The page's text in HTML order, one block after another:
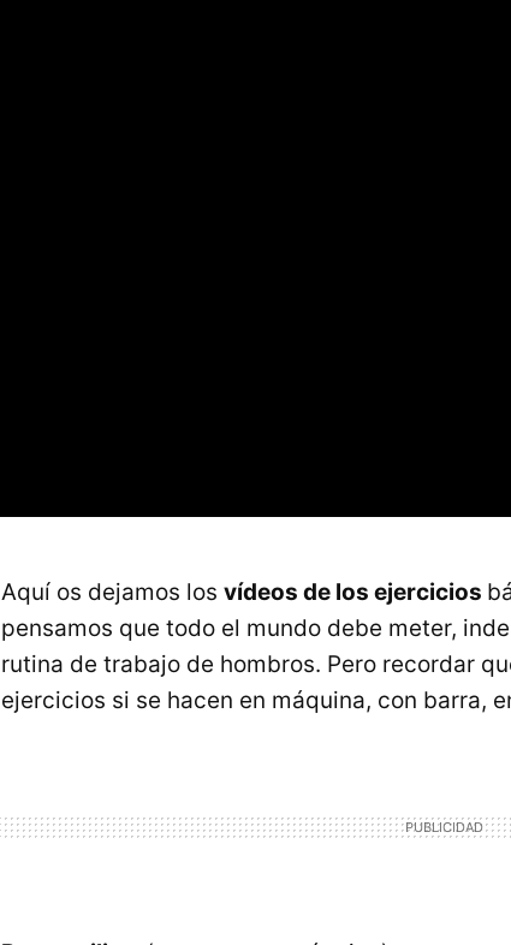
Aquí os dejamos los vídeos de los ejercicios
pensamos que todo el mundo debe meter,
rutina de trabajo de hombros. Pero recordar
ejercicios si se hacen en máquina, con barra,